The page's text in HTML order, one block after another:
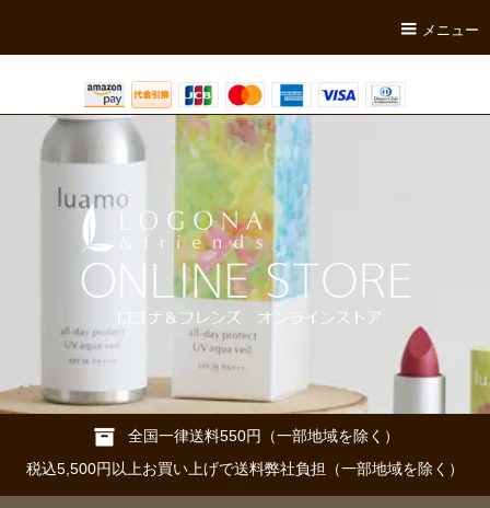
メニュー
全国一律送料550円（一部地域を除く）
税込5,500円以上お買い上げで送料弊社負担（一部地域を除く）